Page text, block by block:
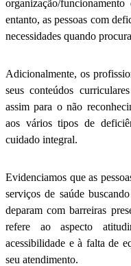
organização/
entanto, as pessoas com
necessidades quando
Adicionalmente, os
seus conteúdos
assim para o não
aos vários tipos de
cuidado integral.
Evidenciamos que as
serviços de saúde
deparam com barreiras
refere ao aspecto
acessibilidade e à falta de
seu atendimento.